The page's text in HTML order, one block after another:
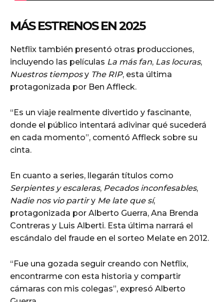
MÁS ESTRENOS EN 2025
Netflix también presentó otras producciones,
incluyendo las películas La más fan, Las locuras,
Nuestros tiemposy The RIP, esta última
protagonizada por Ben Affleck.
“Es un viaje realmente divertido y fascinante,
donde el público intentará adivinar qué sucederá
en cada momento”, comentó Affleck sobre su
cinta.
En cuanto a series, llegarán títulos como
Serpientes y escaleras, Pecados inconfesables,
Nadie nos vio partiry Me late que sí,
protagonizada por Alberto Guerra, Ana Brenda
Contreras y Luis Alberti. Esta última narrará el
escándalo del fraude en el sorteo Melate en 2012.
“Fue una gozada seguir creando con Netflix,
encontrarme con esta historia y compartir
cámaras con mis colegas”, expresó Alberto